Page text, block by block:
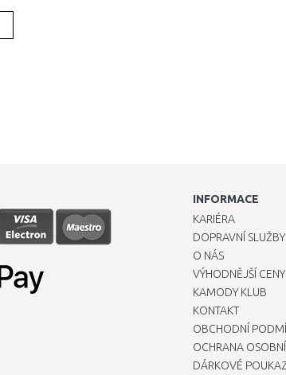
INFORMACE
KARIÉRA
DOPRAVNÍ SLUŽBY
O NÁS
VÝHODNĚJŠÍ
KAMODY KLUB
KONTAKT
OBCHODNÍ
OCHRANA
DÁRKOVÉ